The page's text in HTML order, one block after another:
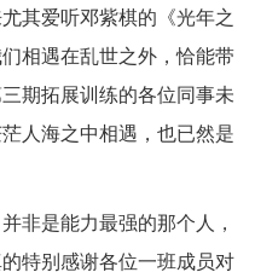
爱听邓紫棋的《光年之
相遇在乱世之外，恰能带
期拓展训练的各位同事未
人海之中相遇，也已然是
是能力最强的那个人，
特别感谢各位一班成员对